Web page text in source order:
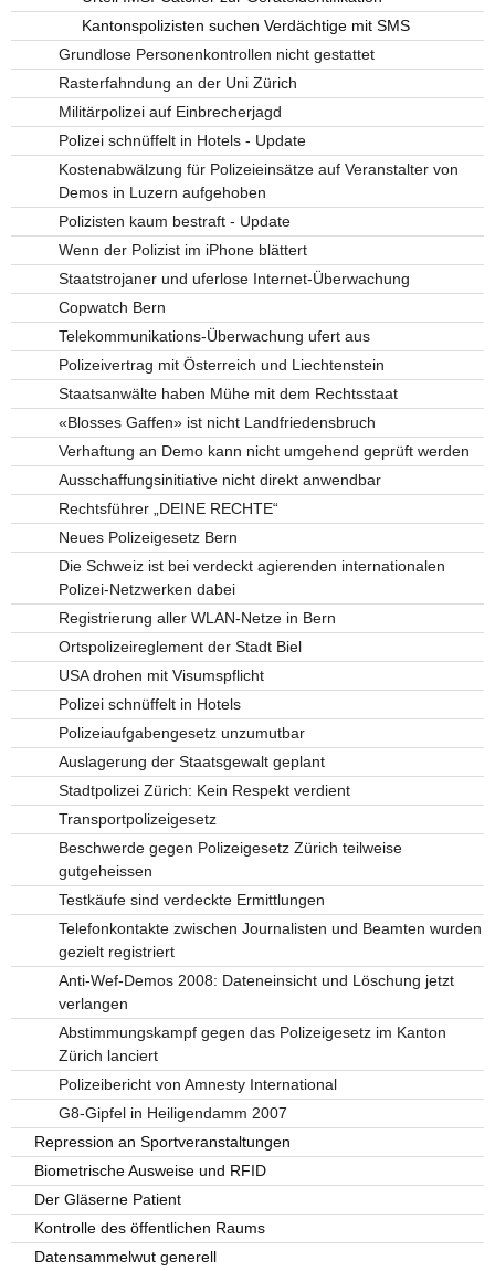
Kantonspolizisten suchen Verdächtige mit SMS
Grundlose Personenkontrollen nicht gestattet
Rasterfahndung an der Uni Zürich
Militärpolizei auf Einbrecherjagd
Polizei schnüffelt in Hotels - Update
Kostenabwälzung für Polizeieinsätze auf Veranstalter von
Demos in Luzern aufgehoben
Polizisten kaum bestraft - Update
Wenn der Polizist im iPhone blättert
Staatstrojaner und uferlose Internet-Überwachung
Copwatch Bern
Telekommunikations-Überwachung ufert aus
Polizeivertrag mit Österreich und Liechtenstein
Staatsanwälte haben Mühe mit dem Rechtsstaat
«Blosses Gaffen» ist nicht Landfriedensbruch
Verhaftung an Demo kann nicht umgehend geprüft werden
Ausschaffungsinitiative nicht direkt anwendbar
Rechtsführer „DEINE RECHTE“
Neues Polizeigesetz Bern
Die Schweiz ist bei verdeckt agierenden internationalen
Polizei-Netzwerken dabei
Registrierung aller WLAN-Netze in Bern
Ortspolizeireglement der Stadt Biel
USA drohen mit Visumspflicht
Polizei schnüffelt in Hotels
Polizeiaufgabengesetz unzumutbar
Auslagerung der Staatsgewalt geplant
Stadtpolizei Zürich: Kein Respekt verdient
Transportpolizeigesetz
Beschwerde gegen Polizeigesetz Zürich teilweise
gutgeheissen
Testkäufe sind verdeckte Ermittlungen
Telefonkontakte zwischen Journalisten und Beamten wurden
gezielt registriert
Anti-Wef-Demos 2008: Dateneinsicht und Löschung jetzt
verlangen
Abstimmungskampf gegen das Polizeigesetz im Kanton
Zürich lanciert
Polizeibericht von Amnesty International
G8-Gipfel in Heiligendamm 2007
Repression an Sportveranstaltungen
Biometrische Ausweise und RFID
Der Gläserne Patient
Kontrolle des öffentlichen Raums
Datensammelwut generell